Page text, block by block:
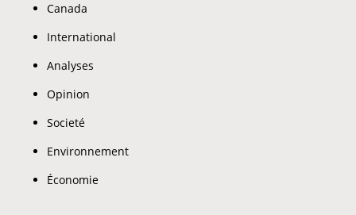
Canada
International
Analyses
Opinion
Societé
Environnement
Économie